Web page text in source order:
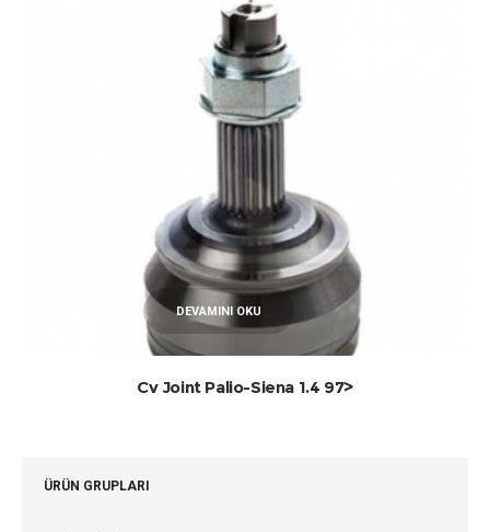
DEVAMINI OKU
Cv Joint Palio-Siena 1.4 97>
ÜRÜN GRUPLARI